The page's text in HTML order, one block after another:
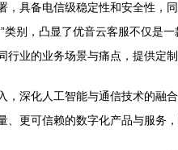
，具备电信级稳定性和安全性，
类别，凸显了优音云客服不仅是
业的业务场景与痛点，提供定
，深化人工智能与通信技术的融
、更可信赖的数字化产品与服务